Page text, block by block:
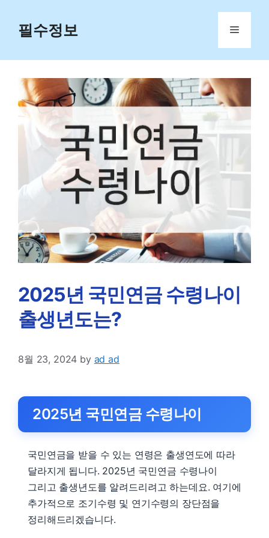
content
필수정보 Menu
2025년 국민연금 수령나이
출생년도는?
8월 23, 2024 by ad ad
2025년 국민연금 수령나이
국민연금을 받을 수 있는 연령은 출생연도에 따라
달라지게 됩니다. 2025년 국민연금 수령나이
그리고 출생년도를 알려드리려고 하는데요. 여기에
추가적으로 조기수령 및 연기수령의 장단점을
정리해드리겠습니다.